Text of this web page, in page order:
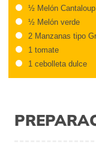
½ Melón Cantaloup
½ Melón verde
2 Manzanas tipo
1 tomate
1 cebolleta dulce